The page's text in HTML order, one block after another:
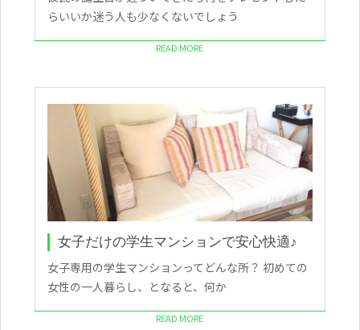
らいいか迷う人も少なくないでしょう
READ MORE
女子だけの学生マンションで安心快適♪
女子専用の学生マンションってどんな所？ 初めての
女性の一人暮らし、となると、何か
READ MORE